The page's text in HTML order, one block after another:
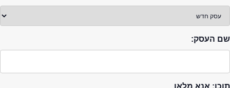
שם העסק:
תוכן: אנא מלאו